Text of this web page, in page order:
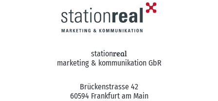
stationreal
marketing & kommunikation GbR
Brückenstrasse 42
60594 Frankfurt am Main